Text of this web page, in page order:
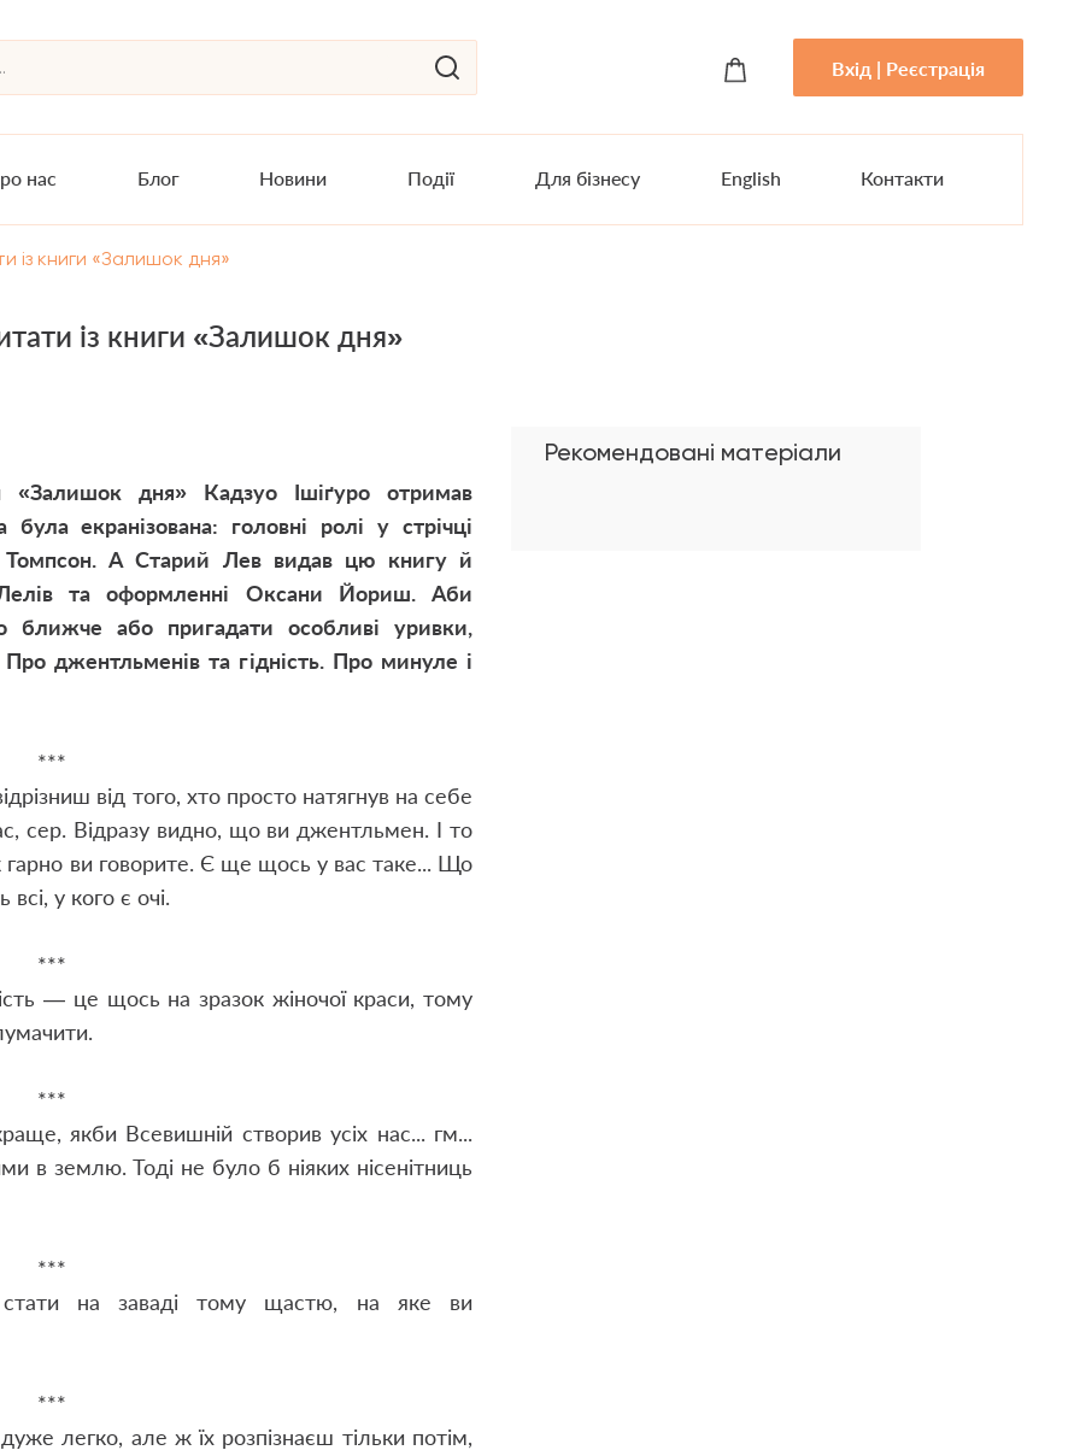
Вхід | Реєстрація
нас Блог Новини Події Для бізнесу English Контакти
із книги «Залишок дня»
із книги «Залишок дня»
«Залишок дня» Кадзуо Ішіґуро отримав
екранізована: головні ролі у стрічці
Томпсон. А Старий Лев видав цю книгу й
та оформленні Оксани Йориш. Аби
ближче або пригадати особливі уривки,
джентльменів та гідність. Про минуле і
***
від того, хто просто натягнув на себе
сер. Відразу видно, що ви джентльмен. І то
гарно ви говорите. Є ще щось у вас таке... Що
у кого є очі.
***
— це щось на зразок жіночої краси, тому
***
якби Всевишній створив усіх нас... гм...
в землю. Тоді не було б ніяких нісенітниць
***
на заваді тому щастю, на яке ви
***
легко, але ж їх розпізнаєш тільки потім,
Рекомендовані матеріали